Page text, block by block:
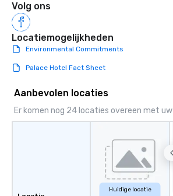
Volg ons
Locatiemogelijkheden
Environmental Commitments
Palace Hotel Fact Sheet
Aanbevolen locaties
Er komen nog 24 locaties overeen met
Huidige locatie